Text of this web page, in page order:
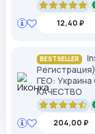
12,40 ₽
BESTSELLER
ГЕО:
КАЧЕСТВО
204,00 ₽